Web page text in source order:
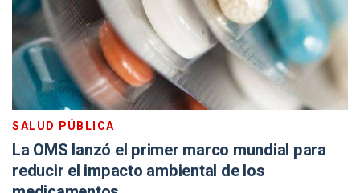
SALUD PÚBLICA
La OMS lanzó el primer marco mundial para
reducir el impacto ambiental de los